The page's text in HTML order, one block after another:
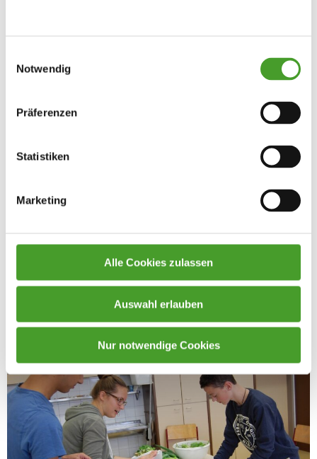
Notwendig
Präferenzen
Statistiken
Marketing
Alle Cookies zulassen
Auswahl erlauben
Nur notwendige Cookies